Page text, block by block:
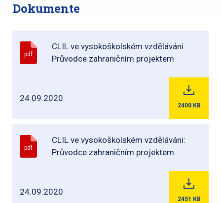
Dokumente
pdf
CLIL ve vysokoškolském vzděláváni:
Průvodce zahraničním projektem
24.09.2020
2400 KB
pdf
CLIL ve vysokoškolském vzděláváni:
Průvodce zahraničním projektem
24.09.2020
2451 KB